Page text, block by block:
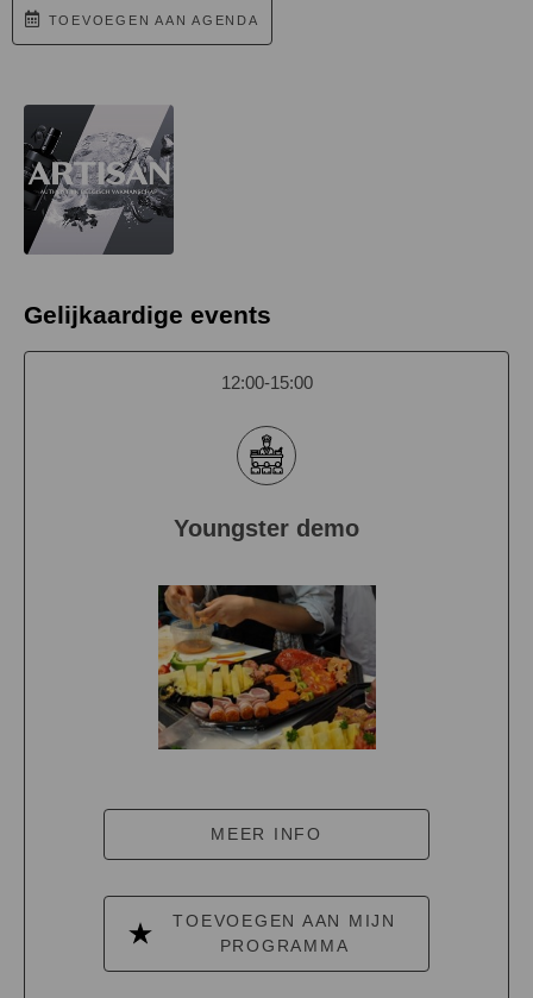
TOEVOEGEN AAN AGENDA
Gelijkaardige events
12:00-15:00
Youngster demo
MEER INFO
TOEVOEGEN AAN MIJN
PROGRAMMA